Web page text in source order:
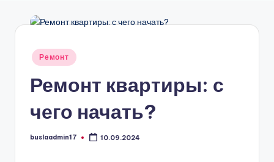
Опубликовано
Ремонт
Ремонт квартиры: с
чего начать?
Запись
buslaadmin17 10.09.2024